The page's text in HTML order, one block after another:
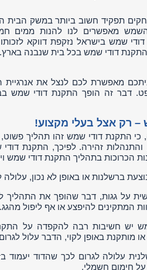
תפקיד חשוב ביותר במשק הבית
מאפשרים לנו להנות ממים
התקנת דודי שמש בכל בית שנבנה בארץ.
מאפשרת לכם לנצל את
דבר זה הופך התקנת דודי שמש
– רק אצל בעלי מקצוע!
כי התקנת דודי שמש זהו תהליך
זהירה. לפיכך, התקנת
הכרוכות בתהליך התקנת דודי שמש
ברשלנות או באופן לא נכון, עלולה
על גגות, דבר שהופך את התהליך
המתקינים להיפצע או אף ליפול מהגג.
יש חשיבות רבה להקפדה על
מותקנת באופן לקוי, הדבר עלול
עלולה לגרום לכך שהדוד יעמוד
על חימום חשמלי.